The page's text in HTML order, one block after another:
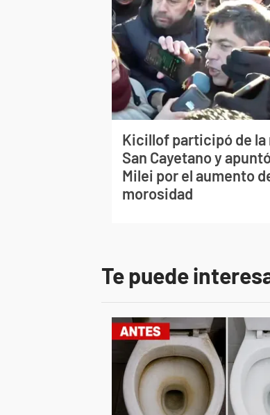
Kicillof participó de la
San Cayetano y
Milei por el aumento
morosidad
Te puede